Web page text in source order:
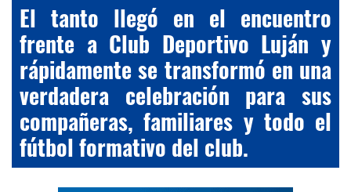
El tanto llegó en el encuentro
frente a Club Deportivo Luján y
rápidamente se transformó en una
verdadera celebración para sus
compañeras, familiares y todo el
fútbol formativo del club.